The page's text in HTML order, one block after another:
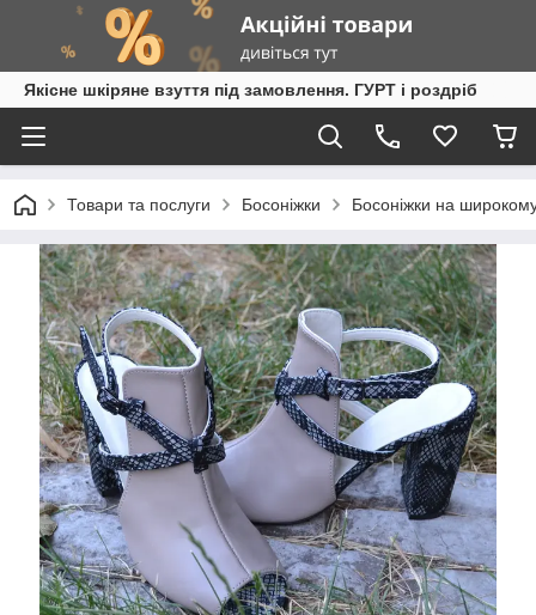
Якісне шкіряне взуття під замовлення. ГУРТ і роздріб
Товари та послуги Босоніжки Босоніжки на широкому